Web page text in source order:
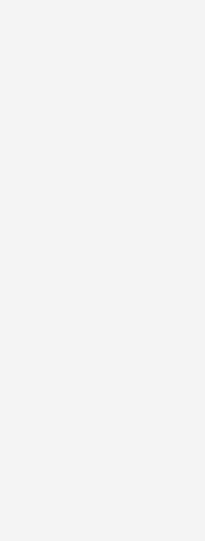
щодо їх
оцінки